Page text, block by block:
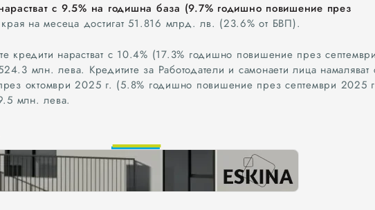
с 9.5% на годишна база (9.7% годишно повишение през
на месеца достигат 51.816 млрд. лв. (23.6% от БВП).
кредити нарастват с 10.4% (17.3% годишно повишение през септември
млн. лева. Кредитите за Работодатели и самонаети лица намаляват
октомври 2025 г. (5.8% годишно повишение през септември 2025
млн. лева.
0
1